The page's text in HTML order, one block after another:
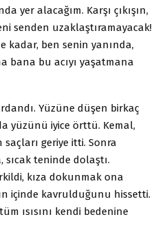
yer alacağım. Karşı çıkışın,
senden uzaklaştıramayacak!
kadar, ben senin yanında,
bana bu acıyı yaşatmana
Yüzüne düşen birkaç
yüzünü iyice örttü. Kemal,
geriye itti. Sonra
teninde dolaştı.
kıza dokunmak ona
içinde kavrulduğunu hissetti.
ısısını kendi bedenine